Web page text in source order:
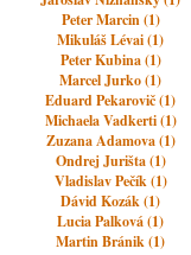
Peter Marcin (1)
Mikuláš Lévai (1)
Peter Kubina (1)
Marcel Jurko (1)
Eduard Pekarovič (1)
Michaela Vadkerti (1)
Zuzana Adamova (1)
Ondrej Jurišta (1)
Vladislav Pečík (1)
Dávid Kozák (1)
Lucia Palková (1)
Martin Bránik (1)